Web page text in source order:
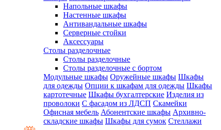
Напольные шкафы
Настенные шкафы
Антивандальные шкафы
Серверные стойки
Аксессуары
Столы разделочные
Столы разделочные
Столы разделочные с бортом
Модульные шкафы Оружейные шкафы Шкафы
для одежды Опции к шкафам для одежды Шкафы
картотечные Шкафы бухгалтерские Изделия из
проволоки С фасадом из ЛДСП Скамейки
Офисная мебель Абонентские шкафы Архивно-
складские шкафы Шкафы для сумок Стеллажи